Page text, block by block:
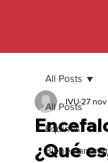
All Posts
Equinos
Bienestar
All Posts
¿Qué
IVU 27